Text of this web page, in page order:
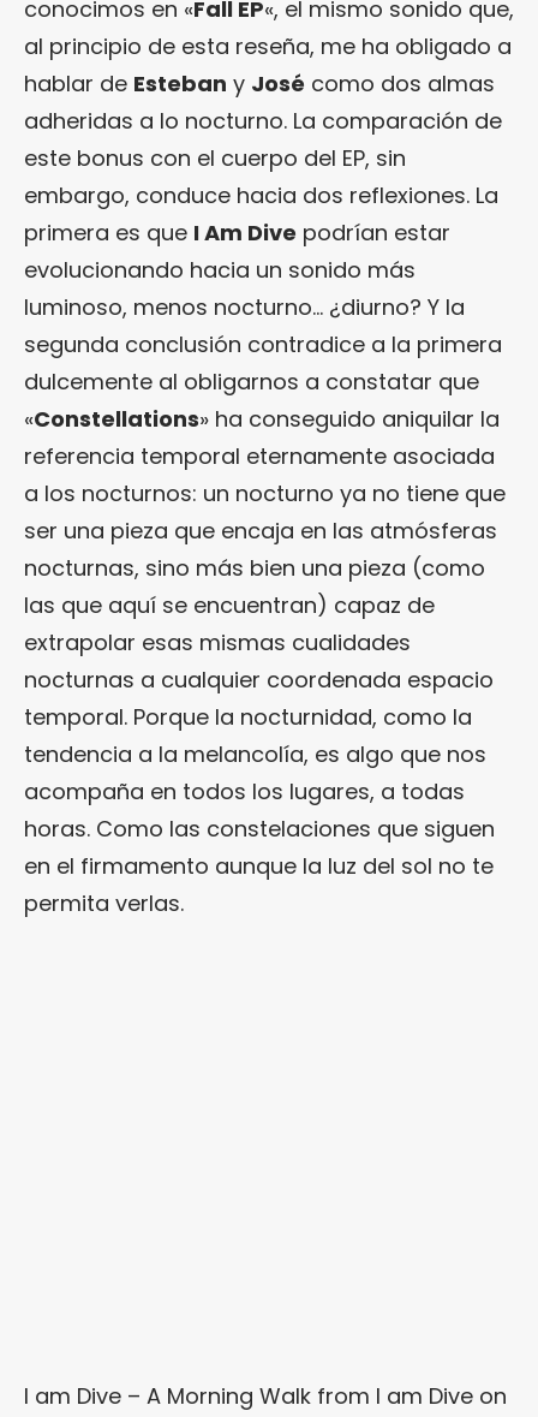
conocimos en «Fall EP«, el mismo sonido que,
al principio de esta reseña, me ha obligado a
hablar de Esteban y José como dos almas
adheridas a lo nocturno. La comparación de
este bonus con el cuerpo del EP, sin
embargo, conduce hacia dos reflexiones. La
primera es que I Am Dive podrían estar
evolucionando hacia un sonido más
luminoso, menos nocturno… ¿diurno? Y la
segunda conclusión contradice a la primera
dulcemente al obligarnos a constatar que
«Constellations» ha conseguido aniquilar la
referencia temporal eternamente asociada
a los nocturnos: un nocturno ya no tiene que
ser una pieza que encaja en las atmósferas
nocturnas, sino más bien una pieza (como
las que aquí se encuentran) capaz de
extrapolar esas mismas cualidades
nocturnas a cualquier coordenada espacio
temporal. Porque la nocturnidad, como la
tendencia a la melancolía, es algo que nos
acompaña en todos los lugares, a todas
horas. Como las constelaciones que siguen
en el firmamento aunque la luz del sol no te
permita verlas.
I am Dive – A Morning Walk from I am Dive on